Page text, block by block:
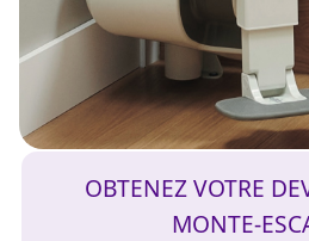
OBTENEZ VOTRE
MONTE-